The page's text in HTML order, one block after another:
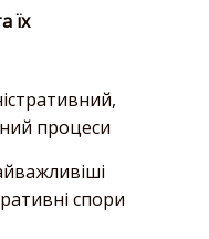
їх
процеси
спори